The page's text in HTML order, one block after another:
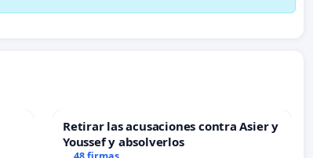
Retirar las acusaciones contra Asier y
Youssef y absolverlos